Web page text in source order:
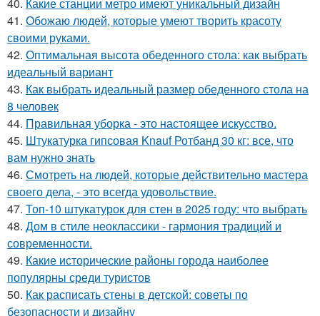
40. Какие станции метро имеют уникальный дизайн
41. Обожаю людей, которые умеют творить красоту
своими руками.
42. Оптимальная высота обеденного стола: как выбрать
идеальный вариант
43. Как выбрать идеальный размер обеденного стола на
8 человек
44. Правильная уборка - это настоящее искусство.
45. Штукатурка гипсовая Knauf Ротбанд 30 кг: все, что
вам нужно знать
46. Смотреть на людей, которые действительно мастера
своего дела, - это всегда удовольствие.
47. Топ-10 штукатурок для стен в 2025 году: что выбрать
48. Дом в стиле неоклассики - гармония традиций и
современности.
49. Какие исторические районы города наиболее
популярны среди туристов
50. Как расписать стены в детской: советы по
безопасности и дизайну